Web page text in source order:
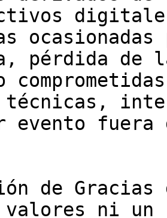
digitales
pérdida de
evento
de Gracias
ni un